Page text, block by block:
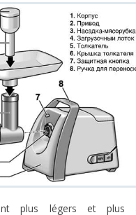
plus légers et plus